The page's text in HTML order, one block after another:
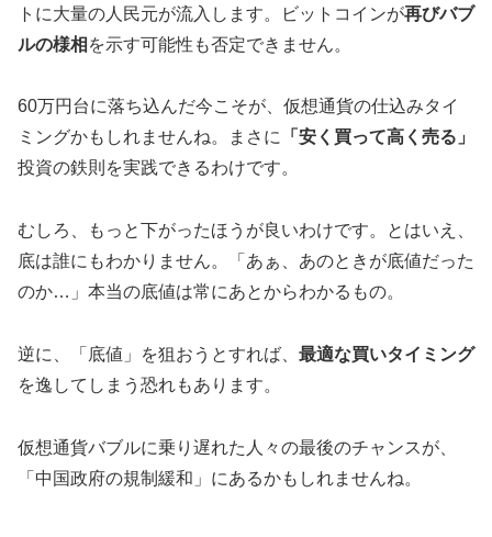
トに大量の人民元が流入します。ビットコインが再びバブ
ルの様相 を示す可能性も否定できません。
60万円台に落ち込んだ今こそが、仮想通貨の仕込みタイ
ミングかもしれませんね。まさに 「安く買って高く売る」
投資の鉄則を実践できるわけです。
むしろ、もっと下がったほうが良いわけです。とはいえ、
底は誰にもわかりません。「あぁ、あのときが底値だった
のか…」本当の底値は常にあとからわかるもの。
逆に、「底値」を狙おうとすれば、 最適な買いタイミング
を逸してしまう恐れもあります。
仮想通貨バブルに乗り遅れた人々の最後のチャンスが、
「中国政府の規制緩和」にあるかもしれませんね。